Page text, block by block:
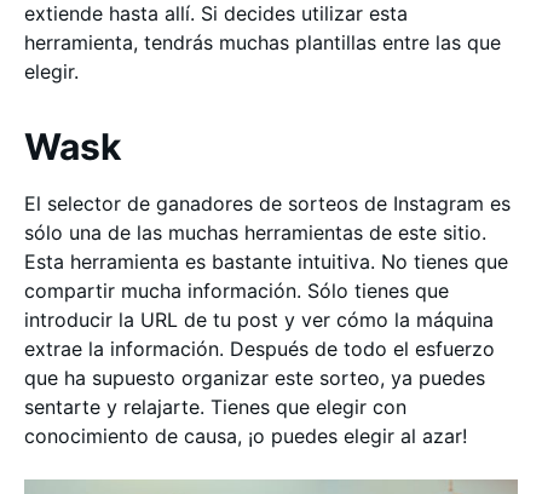
extiende hasta allí. Si decides utilizar esta
herramienta, tendrás muchas plantillas entre las que
elegir.
Wask
El selector de ganadores de sorteos de Instagram es
sólo una de las muchas herramientas de este sitio.
Esta herramienta es bastante intuitiva. No tienes que
compartir mucha información. Sólo tienes que
introducir la URL de tu post y ver cómo la máquina
extrae la información. Después de todo el esfuerzo
que ha supuesto organizar este sorteo, ya puedes
sentarte y relajarte. Tienes que elegir con
conocimiento de causa, ¡o puedes elegir al azar!